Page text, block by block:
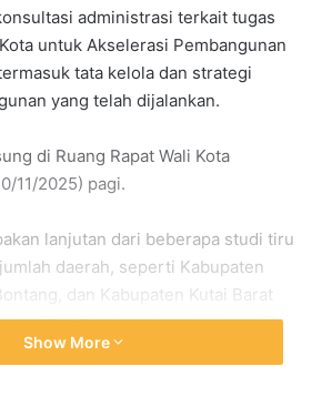
administrasi terkait tugas
untuk Akselerasi Pembangunan
tata kelola dan strategi
yang telah dijalankan.
di Ruang Rapat Wali Kota
11/2025) pagi.
lanjutan dari beberapa studi tiru
daerah, seperti Kabupaten
dan Kabupaten Kutai Barat
TWAP sebagai model inovatif
daerah.
Show More